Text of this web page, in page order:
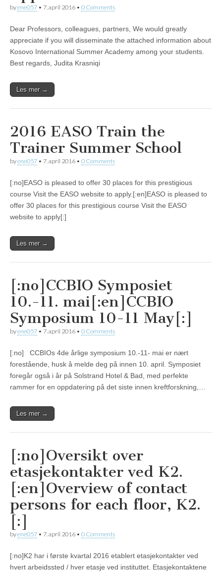
byene057 • 7. april 2016 • 0 Comments
Dear Professors, colleagues, partners, We would greatly
appreciate if you will disseminate the attached information about
Kosovo International Summer Academy among your students.
Best regards, Judita Krasniqi
Les mer →
2016 EASO Train the
Trainer Summer School
byene057 • 7. april 2016 • 0 Comments
[:no]EASO is pleased to offer 30 places for this prestigious
course Visit the EASO website to apply.[:en]EASO is pleased to
offer 30 places for this prestigious course Visit the EASO
website to apply[:]
Les mer →
[:no]CCBIO Symposiet
10.-11. mai[:en]CCBIO
Symposium 10-11 May[:]
byene057 • 7. april 2016 • 0 Comments
[:no] CCBIOs 4de årlige symposium 10.-11- mai er nært
forestående, husk å melde deg på innen 10. april. Symposiet
foregår også i år på Solstrand Hotel & Bad, med perfekte
rammer for en oppdatering på det siste innen kreftforskning,…
Les mer →
[:no]Oversikt over
etasjekontakter ved K2.
[:en]Overview of contact
persons for each floor, K2.
[:]
byene057 • 7. april 2016 • 0 Comments
[:no]K2 har i første kvartal 2016 etablert etasjekontakter ved
hvert arbeidssted / hver etasje ved instituttet. Etasjekontaktene